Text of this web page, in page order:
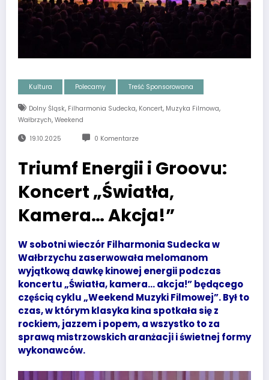
Kultura Polecamy Treść Sponsorowana
Dolny Śląsk, Filharmonia Sudecka, Koncert, Muzyka Filmowa,
Wałbrzych, Weekend
19.10.2025 0 Komentarze
Triumf Energii i Groovu:
Koncert „Światła,
Kamera… Akcja!”
W sobotni wieczór Filharmonia Sudecka w
Wałbrzychu zaserwowała melomanom
wyjątkową dawkę kinowej energii podczas
koncertu „Światła, kamera… akcja!” będącego
częścią cyklu „Weekend Muzyki Filmowej”. Był to
czas, w którym klasyka kina spotkała się z
rockiem, jazzem i popem, a wszystko to za
sprawą mistrzowskich aranżacji i świetnej formy
wykonawców.